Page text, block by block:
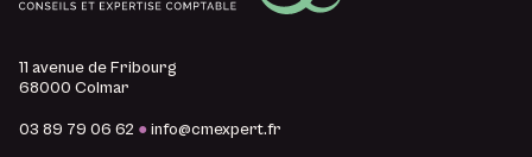
11 avenue de Fribourg
68000 Colmar
03 89 79 06 62 ●info@cmexpert.fr